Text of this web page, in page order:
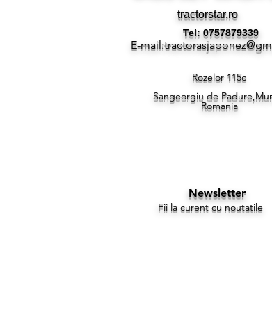
tractorstar.ro
Tel: 0757879339
E-mail:
Rozelor 115c
Sangeorgiu de
Romania
Newsletter
Fii la curent cu noutatile